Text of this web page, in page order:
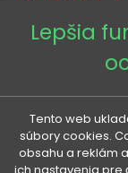
Lepšia
Tento web
súbory cookies.
obsahu a reklám